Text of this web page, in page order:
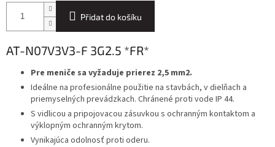
Přidat do košíku
AT-N07V3V3-F 3G2.5 *FR*
Pre meniče sa vyžaduje prierez 2,5 mm2.
Ideálne na profesionálne použitie na stavbách, v dielňach a
priemyselných prevádzkach. Chránené proti vode IP 44.
S vidlicou a pripojovacou zásuvkou s ochranným kontaktom a
výklopným ochranným krytom.
Vynikajúca odolnosť proti oderu.